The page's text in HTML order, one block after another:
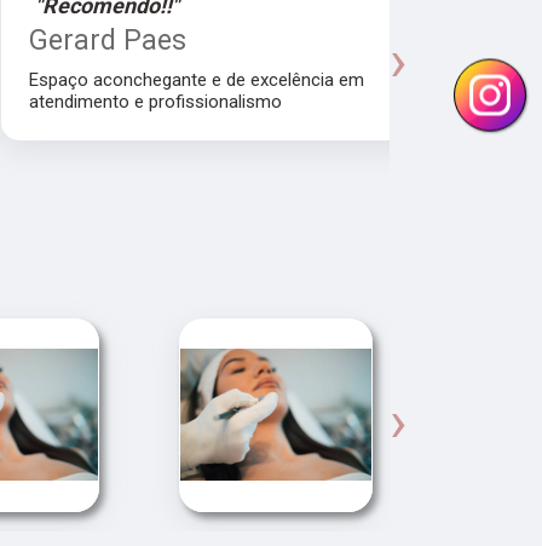
"Recomendo!!"
Gerard Paes
Espaço aconchegante e de excelência em
atendimento e profissionalismo
›
›